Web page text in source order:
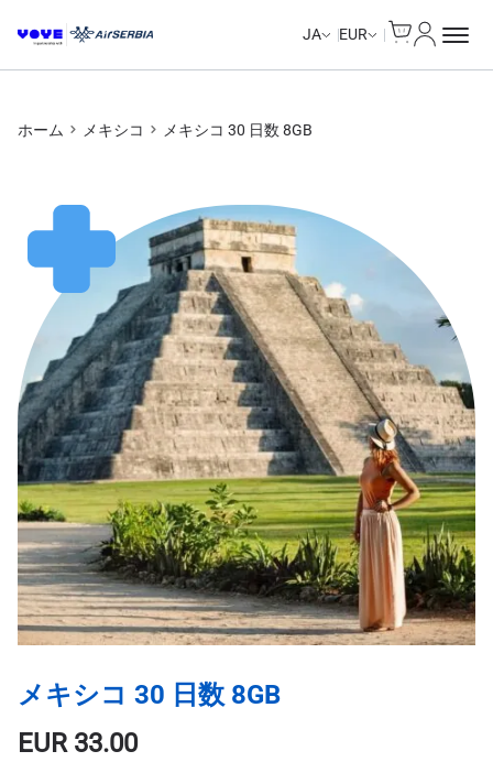
JA EUR
ホーム メキシコ メキシコ 30 日数 8GB
メキシコ 30 日数 8GB
EUR33.00